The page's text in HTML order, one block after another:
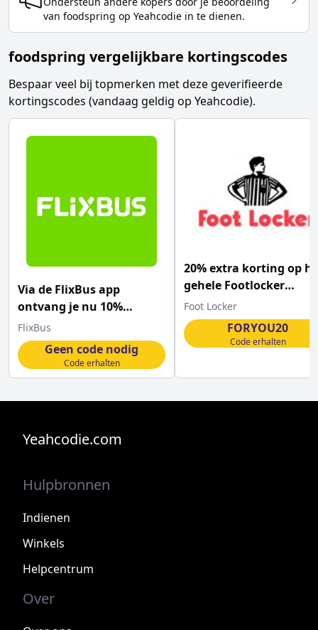
van foodspring op Yeahcodie in te dienen.
foodspring vergelijkbare kortingscodes
Bespaar veel bij topmerken met deze geverifieerde
kortingscodes (vandaag geldig op Yeahcodie).
Via de FlixBus app
ontvang je nu 10%
korting
FlixBus
Geen code nodig
Code erhalten
20% extra korting op
gehele Footlocker
assortiment incl. de
Foot Locker
FORYOU20
Code erhalten
Yeahcodie.com
Hulpbronnen
Indienen
Winkels
Helpcentrum
Over